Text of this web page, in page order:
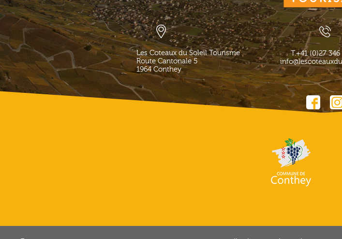
Les Coteaux du Soleil Tourisme
Route Cantonale 5
1964 Conthey
T.+41 (0)27 346